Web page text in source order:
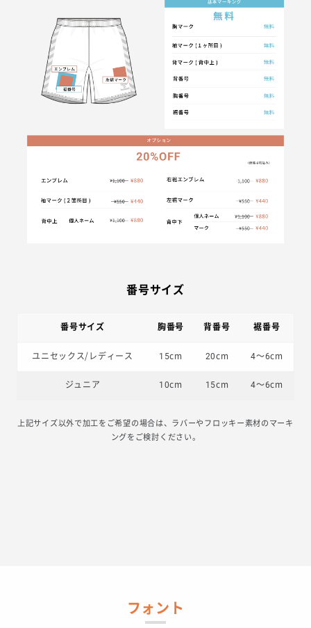
番号サイズ
番号サイズ 胸番号 背番号 裾番号
ユニセックス/レディース 15cm 20cm 4〜6cm
ジュニア 10cm 15cm 4〜6cm
上記サイズ以外で加工をご希望の場合は、ラバーやフロッキー素材のマーキ
ングをご検討ください。
フォント